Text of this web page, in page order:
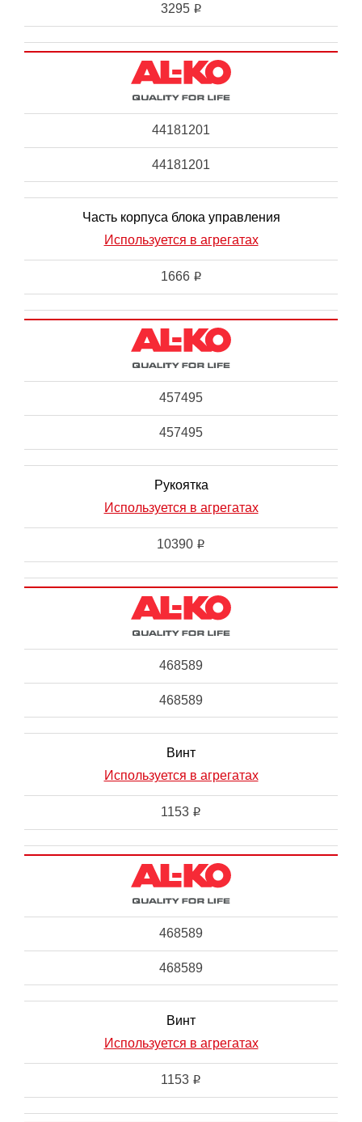
3295 i
44181201
44181201
Часть корпуса блока управления
Используется в агрегатах
1666 i
457495
457495
Рукоятка
Используется в агрегатах
10390 i
468589
468589
Винт
Используется в агрегатах
1153 i
468589
468589
Винт
Используется в агрегатах
1153 i